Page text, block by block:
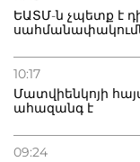
ԵԱՏՄ-ն չպետք է
10:17
Մատվիենկոյի
ահազանգ է
09:24